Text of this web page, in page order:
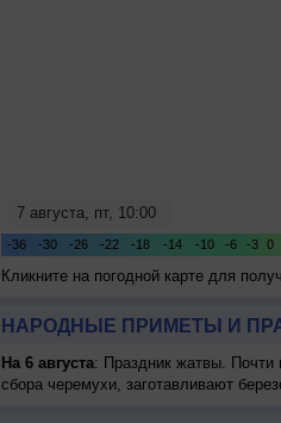
Кликните на погодной карте для
НАРОДНЫЕ ПРИМЕТЫ И
На 6 августа: Праздник жатвы. Почти
сбора черемухи, заготавливают